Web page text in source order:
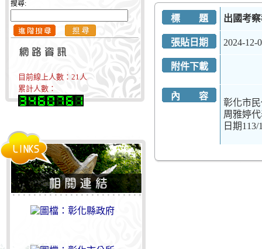
搜尋:
目前線上人數： 21人
累計人數：
標 題 出國考
張貼日期 2024-12-
附件下載
內 容
彰化市
周雅婷
日期113/